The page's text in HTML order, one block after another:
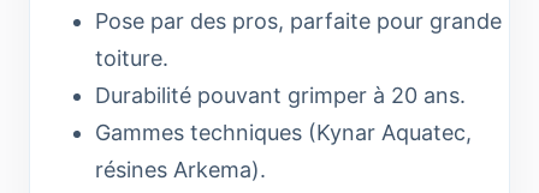
Pose par des pros, parfaite pour grande
toiture.
Durabilité pouvant grimper à 20 ans.
Gammes techniques (Kynar Aquatec,
résines Arkema).